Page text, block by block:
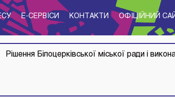
E-CЕРВІСИ КОНТАКТИ ОФІЦІЙНИЙ
Рішення Білоцерківської міської ради і